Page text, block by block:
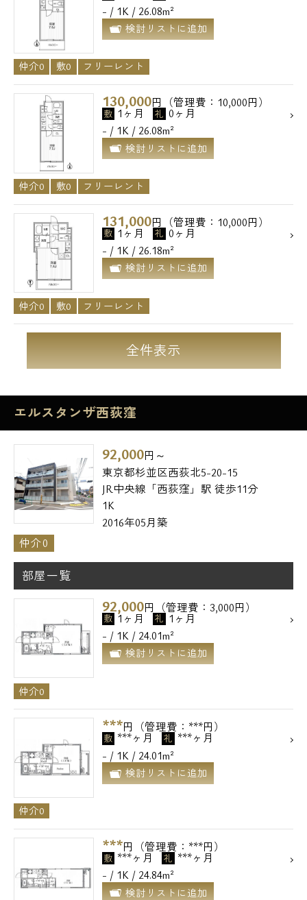
- / 1K / 26.08m²
検討リストに追加
仲介0 敷0 フリーレント
130,000円（管理費：10,000円）
敷 1ヶ月 礼 0ヶ月
- / 1K / 26.08m²
検討リストに追加
仲介0 敷0 フリーレント
131,000円（管理費：10,000円）
敷 1ヶ月 礼 0ヶ月
- / 1K / 26.18m²
検討リストに追加
仲介0 敷0 フリーレント
全件表示
エルスタンザ西荻窪
92,000円～
東京都杉並区西荻北5-20-15
JR中央線「西荻窪」駅 徒歩11分
1K
2016年05月築
仲介0
部屋一覧
92,000円（管理費：3,000円）
敷 1ヶ月 礼 1ヶ月
- / 1K / 24.01m²
検討リストに追加
仲介0
***円（管理費：***円）
敷 ***ヶ月 礼 ***ヶ月
- / 1K / 24.01m²
検討リストに追加
仲介0
***円（管理費：***円）
敷 ***ヶ月 礼 ***ヶ月
- / 1K / 24.84m²
検討リストに追加
メールでお問い合わせ
お問い合わせ